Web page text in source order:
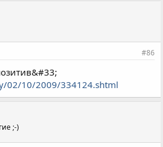
#86
02/10/2009/334124.shtml
;-)